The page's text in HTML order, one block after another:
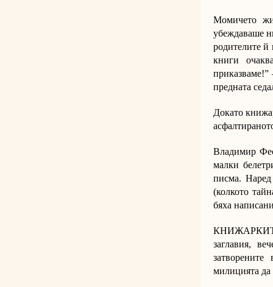
Момичето
убеждаваше
родителите й
книги
предната
Докато
Владимир
малки
писма. Наред
(колкото
бяха
КНИЖАРКИТЕ
заглавия,
милицията да